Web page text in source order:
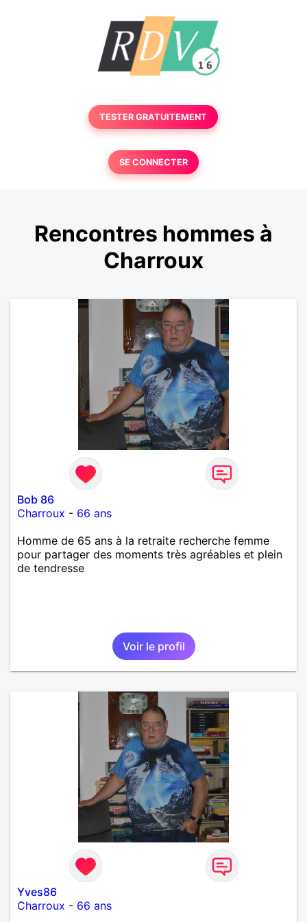
TESTER GRATUITEMENT
SE CONNECTER
Rencontres hommes à
Charroux
Bob 86
Charroux - 66 ans
Homme de 65 ans à la retraite recherche femme
pour partager des moments très agréables et plein
de tendresse
Voir le profil
Yves86
Charroux - 66 ans